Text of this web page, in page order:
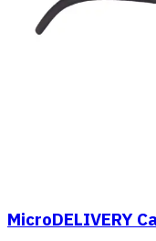
MicroDELIVERY